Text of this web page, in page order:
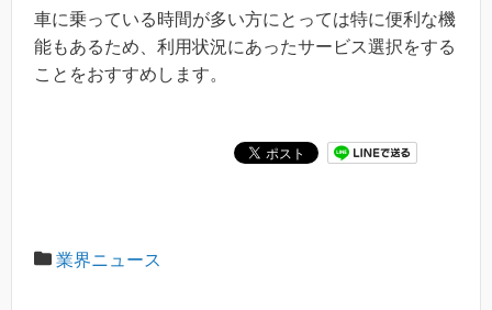
車に乗っている時間が多い方にとっては特に便利な機
能もあるため、利用状況にあったサービス選択をする
ことをおすすめします。
業界ニュース